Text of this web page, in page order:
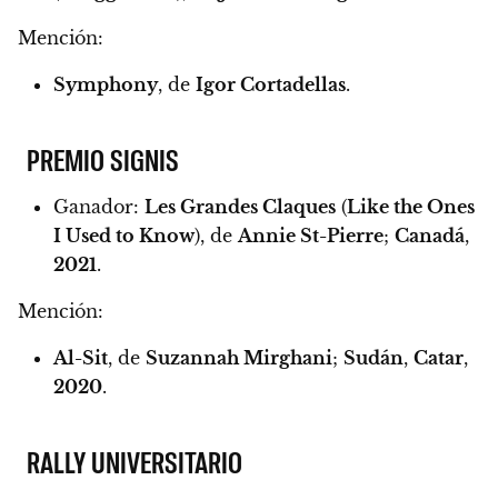
Mención:
Symphony, de Igor Cortadellas.
PREMIO SIGNIS
Ganador: Les Grandes Claques (Like the Ones
I Used to Know), de Annie St-Pierre; Canadá,
2021.
Mención:
Al-Sit, de Suzannah Mirghani; Sudán, Catar,
2020.
RALLY UNIVERSITARIO